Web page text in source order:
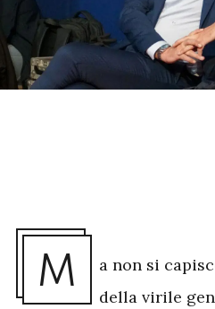
M
a non si
della virile